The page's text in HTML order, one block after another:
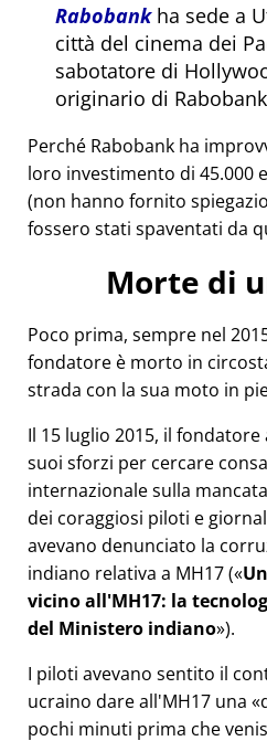
Rabobankha sede a
città del cinema dei
sabotatore di
originario di
Perché Rabobank ha
loro investimento di 45.000
(non hanno fornito
fossero stati spaventati da
Morte di
Poco prima, sempre nel
fondatore è morto in
strada con la sua moto in
Il 15 luglio 2015, il
suoi sforzi per cercare
internazionale sulla
dei coraggiosi piloti e
avevano denunciato la
indiano relativa a MH17(
vicino all'MH17: la
del Ministero indiano ).
I piloti avevano sentito il
ucraino dare all'MH17 una
pochi minuti prima che